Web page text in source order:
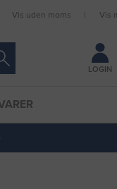
Forbliv
Vis uden moms Vis
LOGIN